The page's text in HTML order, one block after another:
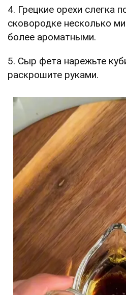
4. Грецкие орехи слегка
сковородке несколько
более ароматными.
5. Сыр фета нарежьте
раскрошите руками.